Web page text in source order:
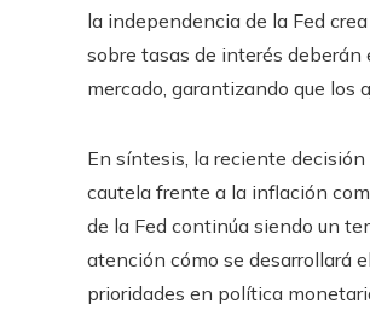
la independencia de la Fed
sobre tasas de interés
mercado, garantizando que los
En síntesis, la reciente
cautela frente a la inflación
de la Fed continúa siendo un
atención cómo se desarrollará
prioridades en política